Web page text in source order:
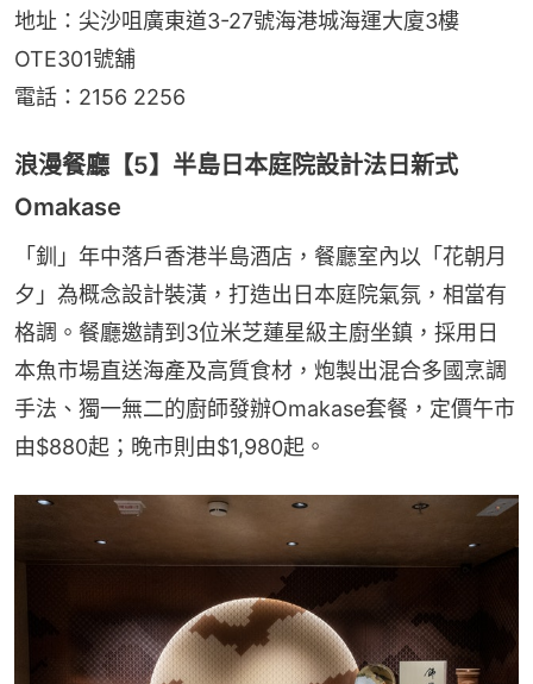
地址：尖沙咀廣東道3-27號海港城海運大廈3樓
OTE301號舖
電話：2156 2256
浪漫餐廳【5】半島日本庭院設計法日新式
Omakase
「釧」年中落戶香港半島酒店，餐廳室內以「花朝月
夕」為概念設計裝潢，打造出日本庭院氣氛，相當有
格調。餐廳邀請到3位米芝蓮星級主廚坐鎮，採用日
本魚市場直送海產及高質食材，炮製出混合多國烹調
手法、獨一無二的廚師發辦Omakase套餐，定價午市
由$880起；晚市則由$1,980起。